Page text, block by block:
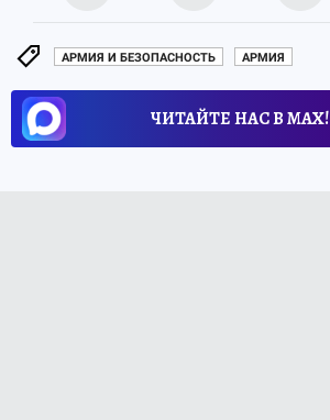
АРМИЯ И БЕЗОПАСНОСТЬ АРМИЯ
ЧИТАЙТЕ НАС В МАХ!